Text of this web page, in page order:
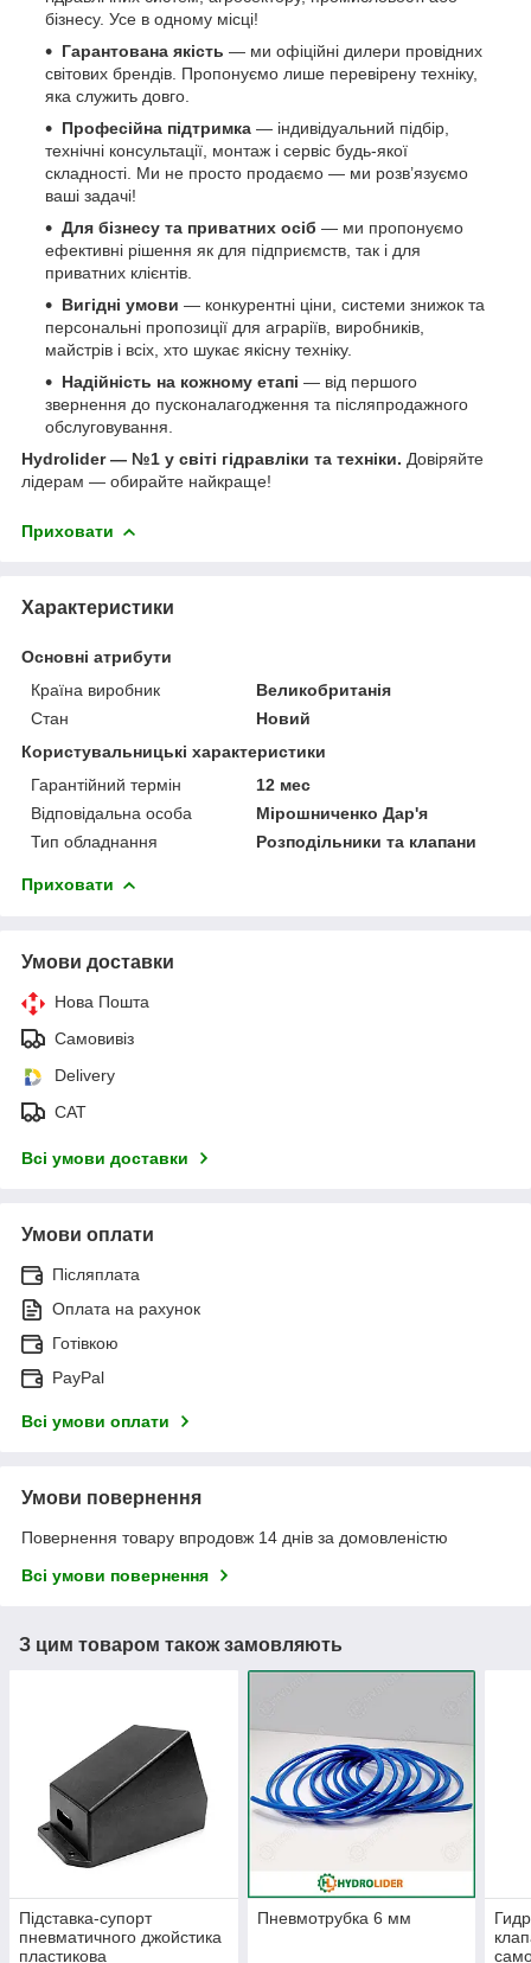
бізнесу. Усе в одному місці!
Гарантована якість — ми офіційні дилери провідних
світових брендів. Пропонуємо лише перевірену техніку,
яка служить довго.
Професійна підтримка — індивідуальний підбір,
технічні консультації, монтаж і сервіс будь-якої
складності. Ми не просто продаємо — ми розв’язуємо
ваші задачі!
Для бізнесу та приватних осіб — ми пропонуємо
ефективні рішення як для підприємств, так і для
приватних клієнтів.
Вигідні умови — конкурентні ціни, системи знижок та
персональні пропозиції для аграріїв, виробників,
майстрів і всіх, хто шукає якісну техніку.
Надійність на кожному етапі — від першого
звернення до пусконалагодження та післяпродажного
обслуговування.
Hydrolider — №1 у світі гідравліки та техніки. Довіряйте
лідерам — обирайте найкраще!
Приховати
Характеристики
Основні атрибути
Країна виробник
Великобританія
Стан
Новий
Користувальницькі характеристики
Гарантійний термін
12 мес
Відповідальна особа
Мірошниченко Дар'я
Тип обладнання
Розподільники та клапани
Приховати
Умови доставки
Нова Пошта
Самовивіз
Delivery
САТ
Всі умови доставки
Умови оплати
Післяплата
Оплата на рахунок
Готівкою
PayPal
Всі умови оплати
Умови повернення
Повернення товару впродовж 14 днів за домовленістю
Всі умови повернення
З цим товаром також замовляють
Підставка-супорт
пневматичного джойстика
пластикова
Пневмотрубка 6 мм